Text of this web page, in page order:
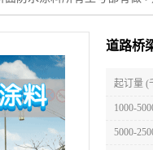
道路桥
起订量 (
1000-
5000-